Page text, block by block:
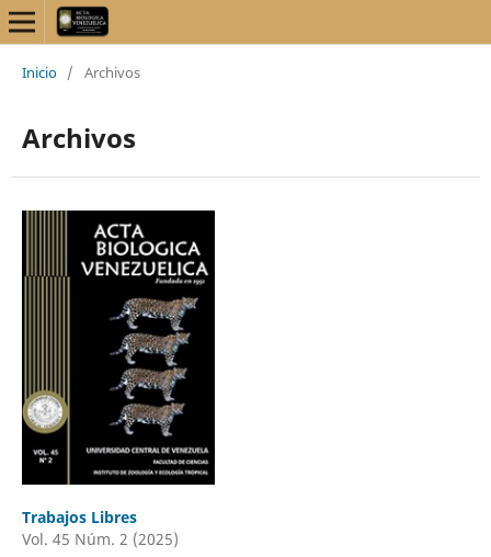
Inicio / Archivos
Archivos
Trabajos Libres
Vol. 45 Núm. 2 (2025)